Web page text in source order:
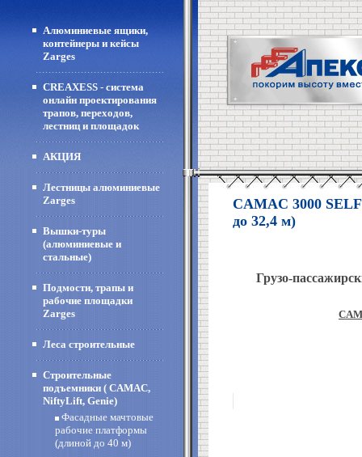
Алюминиевые ящики,
контейнеры и кейсы
Zarges
CREAXESS - система
онлайн проектирования
трапов, переходов,
лестниц и площадок
АКЦИЯ
Лестницы алюминиевые
Zarges
Вышки-туры
(алюминиевые и
стальные)
Подмости, трапы и
рабочие площадки
Zarges
Леса строительные
Строительные
подъемники ( CAMAC,
NiftyLift, Genie)
Фасадные мачтовые
рабочие платформы
(длиной до 40 м)
CAMAC 3000
до 32,4 м)
Грузо-